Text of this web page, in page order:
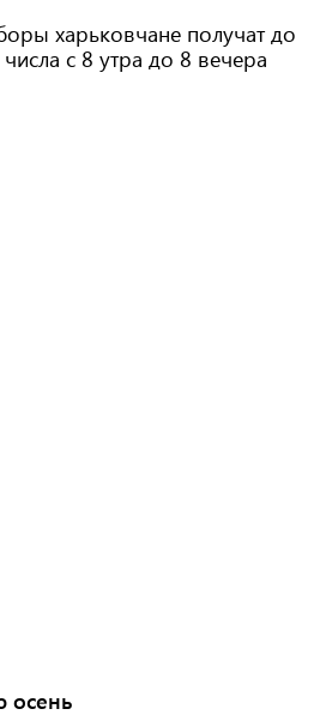
харьковчане получат до
числа с 8 утра до 8 вечера
осень